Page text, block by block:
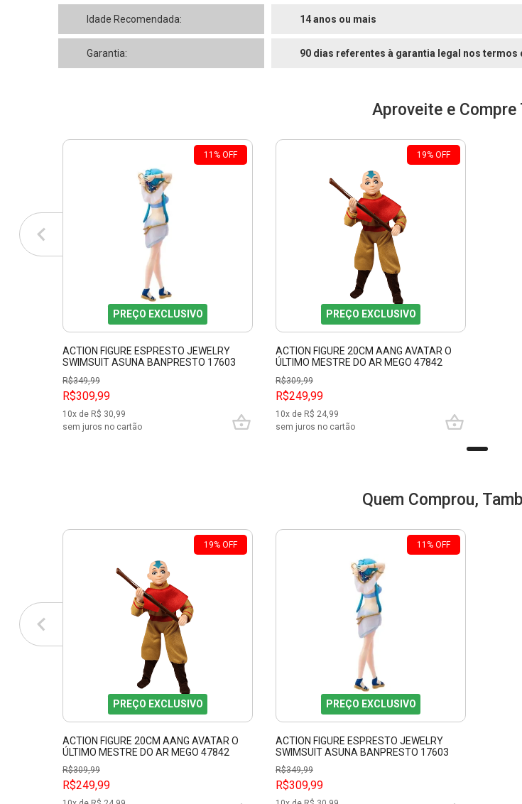
Idade Recomendada: 14 anos ou mais
Garantia: 90 dias referentes à garantia legal nos
Aproveite e Compre
11 % OFF
PREÇO EXCLUSIVO
ACTION FIGURE ESPRESTO JEWELRY
SWIMSUIT ASUNA BANPRESTO 17603
R$349,99
R$309,99
10x de R$ 30,99
sem juros no cartão
19% OFF
PREÇO EXCLUSIVO
ACTION FIGURE 20CM AANG AVATAR O
ÚLTIMO MESTRE DO AR MEGO 47842
R$309,99
R$249,99
10x de R$ 24,99
sem juros no cartão
Quem Comprou,
19% OFF
PREÇO EXCLUSIVO
ACTION FIGURE 20CM AANG AVATAR O
ÚLTIMO MESTRE DO AR MEGO 47842
R$309,99
R$249,99
11 % OFF
PREÇO EXCLUSIVO
ACTION FIGURE ESPRESTO JEWELRY
SWIMSUIT ASUNA BANPRESTO 17603
R$349,99
R$309,99